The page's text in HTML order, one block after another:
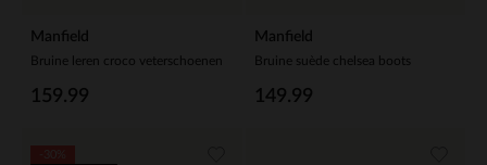
Manfield
Bruine leren croco veterschoenen
159.99
Manfield
Bruine suède chelsea boots
149.99